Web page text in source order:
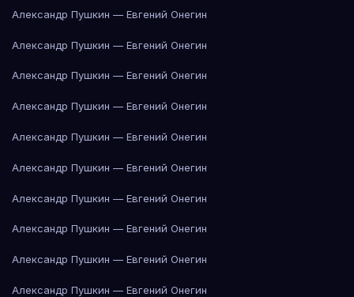
Александр Пушкин — Евгений Онегин
Александр Пушкин — Евгений Онегин
Александр Пушкин — Евгений Онегин
Александр Пушкин — Евгений Онегин
Александр Пушкин — Евгений Онегин
Александр Пушкин — Евгений Онегин
Александр Пушкин — Евгений Онегин
Александр Пушкин — Евгений Онегин
Александр Пушкин — Евгений Онегин
Александр Пушкин — Евгений Онегин